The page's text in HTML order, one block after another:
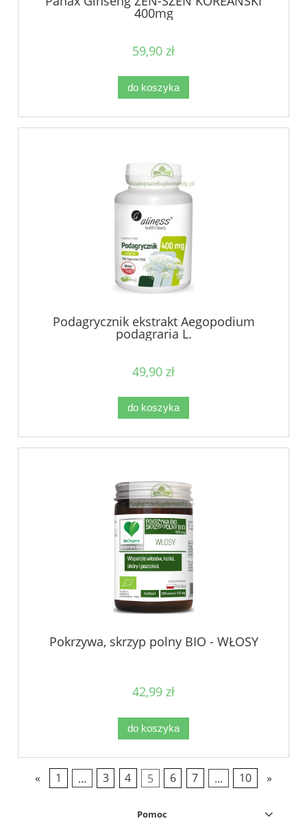
400mg
59,90 zł
do koszyka
Podagrycznik ekstrakt Aegopodium
podagraria L.
49,90 zł
do koszyka
Pokrzywa, skrzyp polny BIO - WŁOSY
42,99 zł
do koszyka
« 1 ... 3 4 5 6 7 ... 10 »
Pomoc